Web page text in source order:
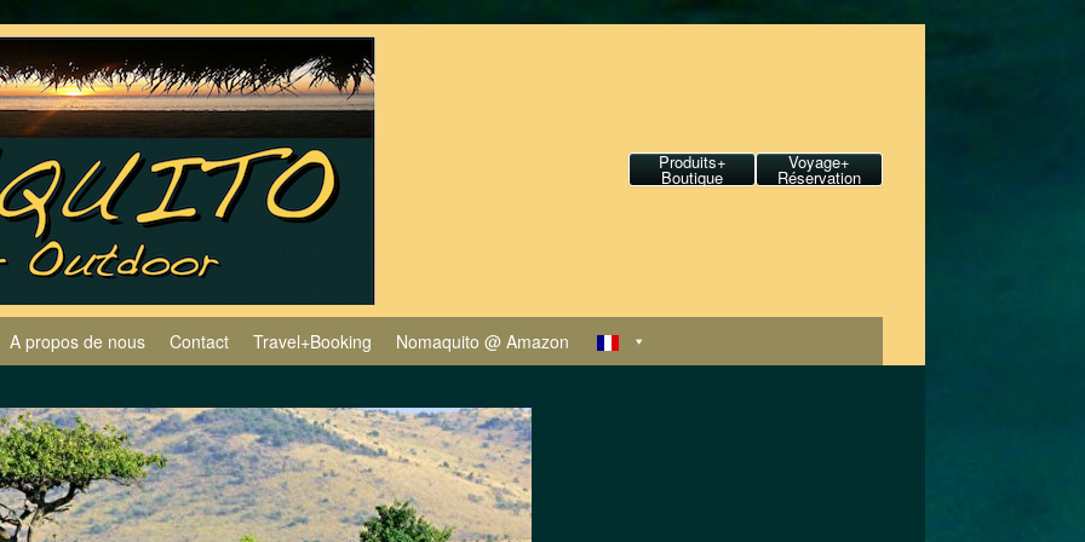
Produits+
Boutique
Voyage+
Réservation
A propos de nous Contact Travel+Booking Nomaquito @ Amazon